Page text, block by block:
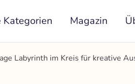
Magazin
Labyrinth im Kreis für kreative